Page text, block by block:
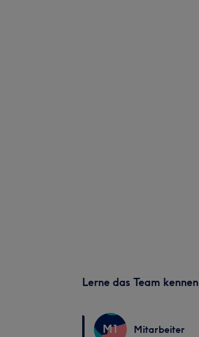
Lerne das Team kennen
M1 Mitarbeiter